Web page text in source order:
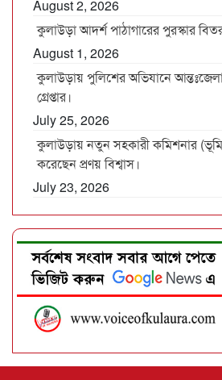
August 2, 2026
কুলাউড়া আদর্শ পাঠাগারের পুরস্কার
August 1, 2026
কুলাউড়ায় পুলিশের অভিযানে
গ্রেপ্তার।
July 25, 2026
কুলাউড়ায় নতুন সহকারী কমিশনার
করেছেন প্রণয় বিশ্বাস।
July 23, 2026